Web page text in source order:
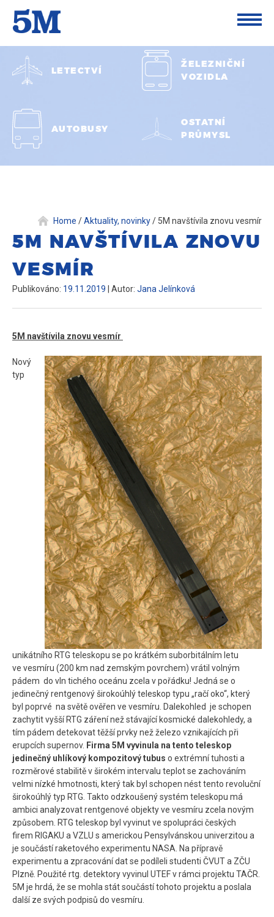
LETECTVÍ
ŽELEZNIČNÍ
VOZIDLA
AUTOBUSY
OSTATNÍ
PRŮMYSL
Home /Aktuality, novinky/ 5M navštívila znovu vesmír
5M NAVŠTÍVILA ZNOVU
VESMÍR
Publikováno: 19.11.2019 | Autor: Jana Jelínková
5M navštívila znovu vesmír
Nový
typ
unikátního RTG teleskopu se po krátkém suborbitálním letu
ve vesmíru (200 km nad zemským povrchem) vrátil volným
pádem do vln tichého oceánu zcela v pořádku! Jedná se o
jedinečný rentgenový širokoúhlý teleskop typu „račí oko“, který
byl poprvé na světě ověřen ve vesmíru. Dalekohled je schopen
zachytit vyšší RTG záření než stávající kosmické dalekohledy, a
tím pádem detekovat těžší prvky než železo vznikajících při
erupcích supernov. Firma 5M vyvinula na tento teleskop
jedinečný uhlíkový kompozitový tubus o extrémní tuhosti a
rozměrové stabilitě v širokém intervalu teplot se zachováním
velmi nízké hmotnosti, který tak byl schopen nést tento revoluční
širokoúhlý typ RTG. Takto odzkoušený systém teleskopu má
ambici analyzovat rentgenové objekty ve vesmíru zcela novým
způsobem. RTG teleskop byl vyvinut ve spolupráci českých
firem RIGAKU a VZLU s americkou Pensylvánskou univerzitou a
je součástí raketového experimentu NASA. Na přípravě
experimentu a zpracování dat se podíleli studenti ČVUT a ZČU
Plzně. Použité rtg. detektory vyvinul UTEF v rámci projektu TAČR.
5M je hrdá, že se mohla stát součástí tohoto projektu a poslala
další ze svých podpisů do vesmíru.